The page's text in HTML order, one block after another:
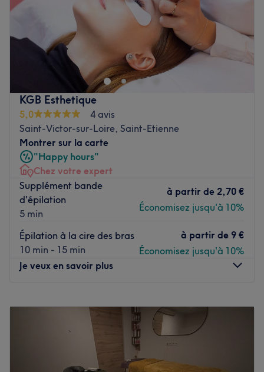
Fermé
Sophie Coiff', situé à Cornil, est un salon de coiffure
mixte spécialisé dans la coiffure homme et femme ainsi
que dans les soins esthétiques. Dirigé par Sophie, ce
salon offre des traitements personnalisés et
professionnels pour améliorer votre apparence et votre
bien-être.
Transport public le plus proche
Facilement accessible depuis le centre de Cornil.
L’équipe
Sophie offre des soins personnalisés et professionnels
adaptés aux besoins de chaque client.
Nos coups de cœur :
L’atmosphère : Un espace accueillant et chaleureux qui
assure une expérience de beauté agréable et relaxante.
Les spécialités de l’établissement : Spécialisé dans la
coiffure homme et femme ainsi que les soins esthétiques,
Voir le salon
KGB Esthetique
5,0
4 avis
Saint-Victor-sur-Loire, Saint-Etienne
Montrer sur la carte
"Happy hours"
Chez votre expert
Supplément bande
d'épilation
5 min
à partir de 2,70 €
Économisez jusqu'à 10%
Épilation à la cire des bras
10 min - 15 min
à partir de 9 €
Économisez jusqu'à 10%
Je veux en savoir plus
Fermé
Fermé